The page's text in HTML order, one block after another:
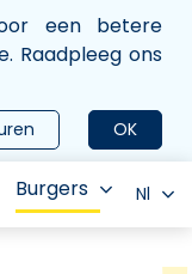
een betere
Raadpleeg ons
OK
Burgers Nl